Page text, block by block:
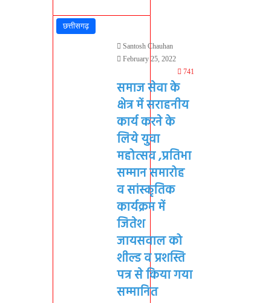
छत्तीसगढ़
Santosh Chauhan
February 25, 2022
741
समाज सेवा के
क्षेत्र में सराहनीय
कार्य करने के
लिये युवा
महोत्सव ,प्रतिभा
सम्मान समारोह
व सांस्कृतिक
कार्यक्रम में
जितेश
जायसवाल को
शील्ड व प्रशस्ति
पत्र से किया गया
सम्मानित